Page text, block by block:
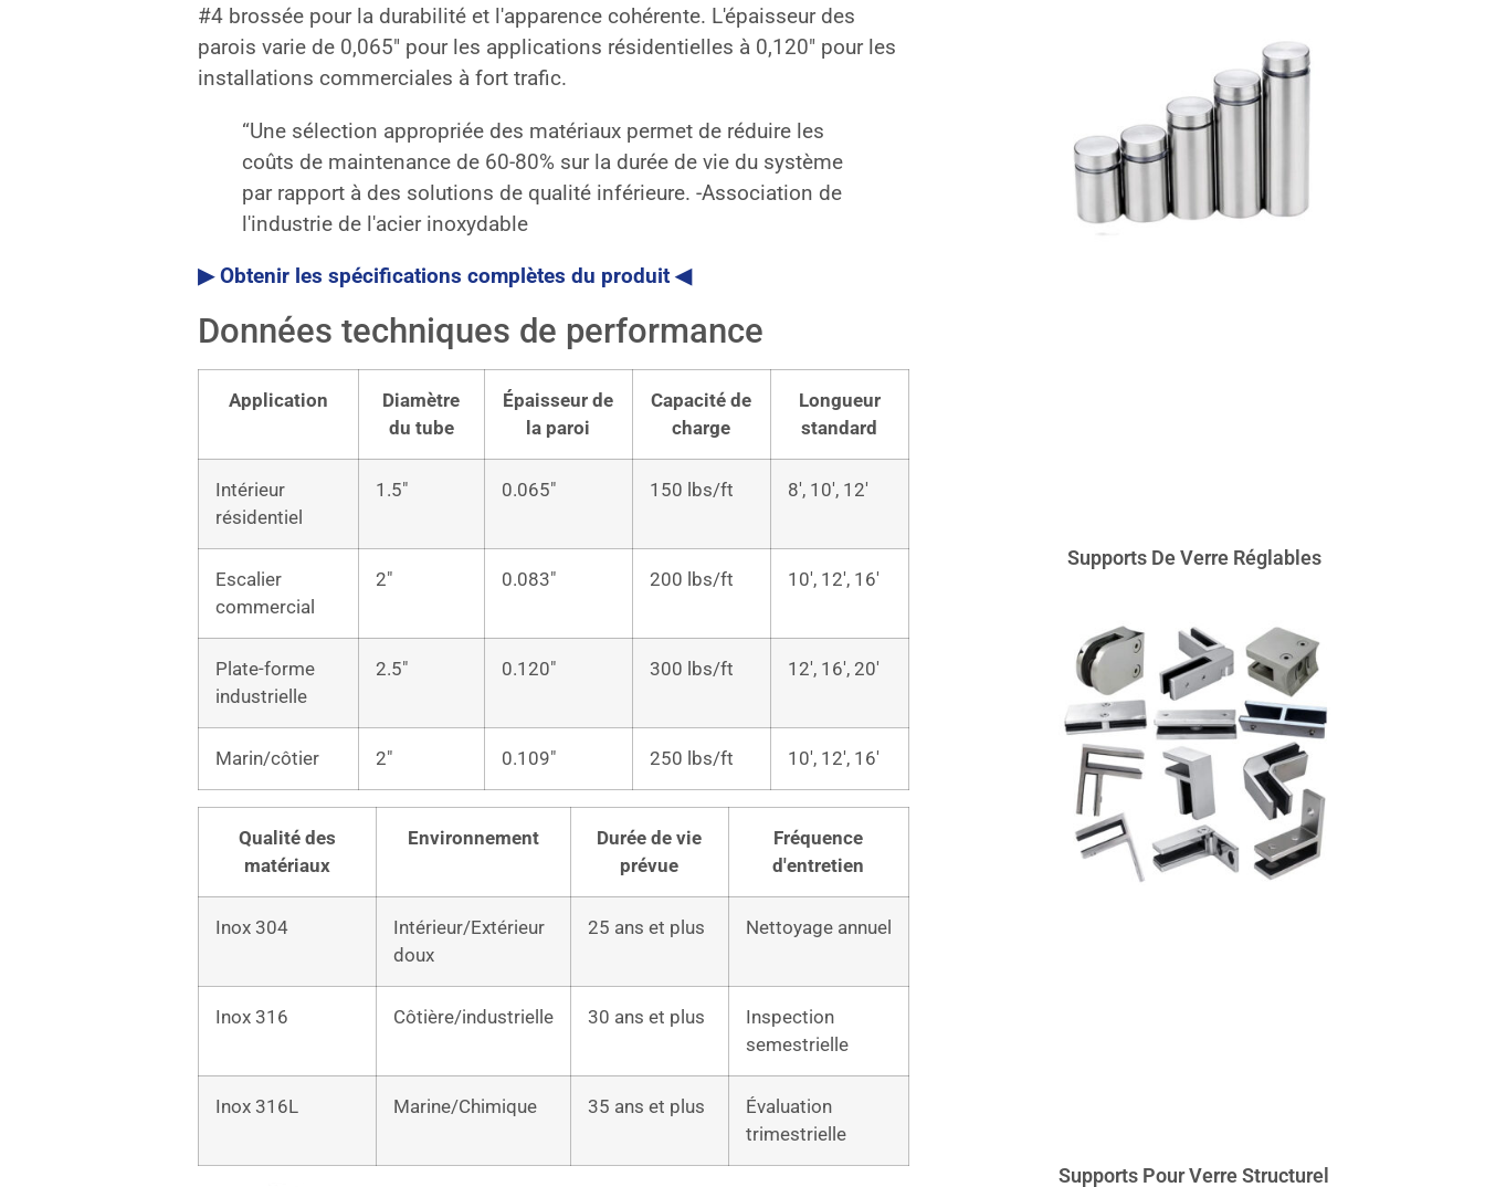
#4 brossée pour la durabilité et l'apparence cohérente. L'épaisseur des
parois varie de 0,065″ pour les applications résidentielles à 0,120″ pour les
installations commerciales à fort trafic.
“Une sélection appropriée des matériaux permet de réduire les
coûts de maintenance de 60-80% sur la durée de vie du système
par rapport à des solutions de qualité inférieure. -Association de
l'industrie de l'acier inoxydable
▶ Obtenir les spécifications complètes du produit ◀
Données techniques de performance
Application
Diamètre
du tube
Épaisseur de
la paroi
Capacité de
charge
Longueur
standard
Intérieur
résidentiel
1.5″ 0.065″ 150 lbs/ft 8′, 10′, 12′
Escalier
commercial
2″ 0.083″ 200 lbs/ft 10′, 12′, 16′
Plate-forme
industrielle
2.5″ 0.120″ 300 lbs/ft 12′, 16′, 20′
Marin/côtier 2″ 0.109″ 250 lbs/ft 10′, 12′, 16′
Qualité des
matériaux
Environnement
Durée de vie
prévue
Fréquence
d'entretien
Inox 304
Intérieur/Extérieur
doux
25 ans et plus Nettoyage annuel
Inox 316 Côtière/industrielle 30 ans et plus
Inspection
semestrielle
Inox 316L Marine/Chimique 35 ans et plus
Évaluation
trimestrielle
Supports De Verre Réglables
Supports Pour Verre Structurel